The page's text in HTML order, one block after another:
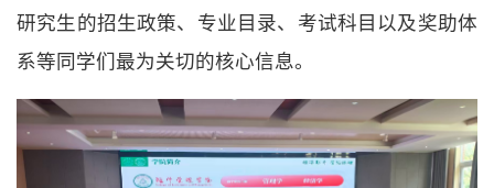
研究生的招生政策、专业目录、考试科目以及奖助体
系等同学们最为关切的核心信息。